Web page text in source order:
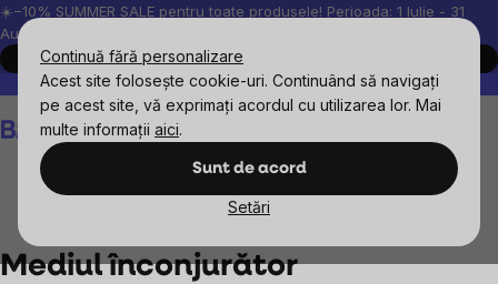
Continuă fără personalizare
Acest site folosește cookie-uri. Continuând să navigați
pe acest site, vă exprimați acordul cu utilizarea lor. Mai
multe informații aici.
Sunt de acord
Setări
Treci
la
conținut
☀️−10% SUMMER SALE pentru toate produsele! Perioada: 1 Iulie - 31
August, 2026.
Cumpără acum
Peste 200.000 de recenzii verificate
Produsele noastre sunt
Coş
de
Mediul înconjurător